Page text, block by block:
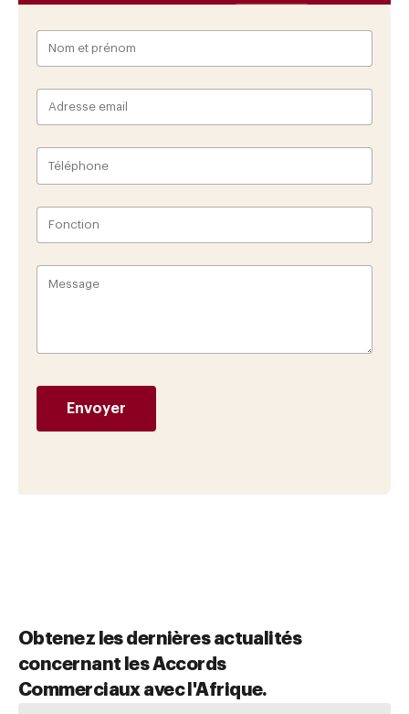
Obtenez les dernières actualités
concernant les Accords
Commerciaux avec l'Afrique.